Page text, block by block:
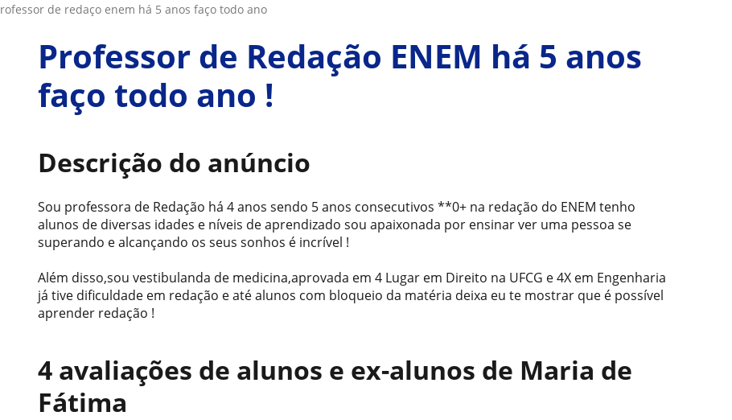
professor de redaço enem há 5 anos faço todo ano
Professor de Redação ENEM há 5 anos
faço todo ano !
Descrição do anúncio
Sou professora de Redação há 4 anos sendo 5 anos consecutivos **0+ na redação do ENEM tenho
alunos de diversas idades e níveis de aprendizado sou apaixonada por ensinar ver uma pessoa se
superando e alcançando os seus sonhos é incrível !
Além disso,sou vestibulanda de medicina,aprovada em 4 Lugar em Direito na UFCG e 4X em Engenharia
já tive dificuldade em redação e até alunos com bloqueio da matéria deixa eu te mostrar que é possível
aprender redação !
4 avaliações de alunos e ex-alunos de Maria de
Fátima